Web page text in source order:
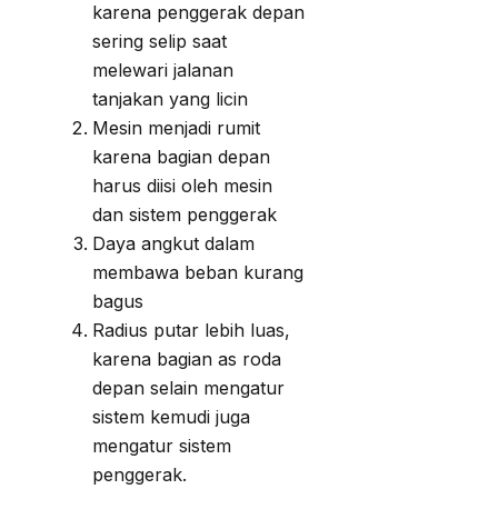
karena penggerak depan
sering selip saat
melewari jalanan
tanjakan yang licin
Mesin menjadi rumit
karena bagian depan
harus diisi oleh mesin
dan sistem penggerak
Daya angkut dalam
membawa beban kurang
bagus
Radius putar lebih luas,
karena bagian as roda
depan selain mengatur
sistem kemudi juga
mengatur sistem
penggerak.